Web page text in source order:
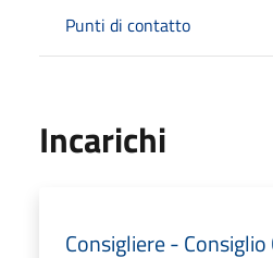
Punti di contatto
Incarichi
Consigliere -